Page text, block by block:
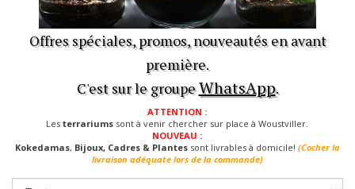
Offres spéciales, promos, nouveautés en avant
première.
C'est sur le groupeWhatsApp.
ATTENTION :
Lesterrariums sont à venir chercher sur place à Woustviller.
NOUVEAU :
Kokedamas, Bijoux, Cadres & Plantessont livrables à domicile! (Cocher la
livraison adéquate lors de la commande)